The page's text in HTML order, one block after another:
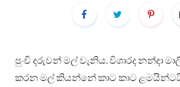
පුංචි දරුවන් මල් වැනිය. විශාරද නන්දා
කරන මල් කියන්නේ කාට කාට ළමයින්ටයි